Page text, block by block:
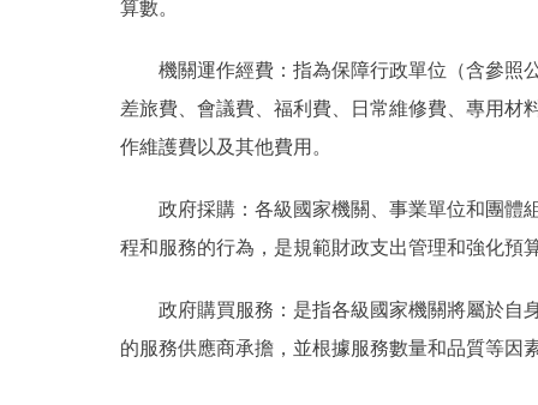
算數。
機關運作經費：指為保障行政單位（含參照公
差旅費、會議費、福利費、日常維修費、專用材
作維護費以及其他費用。
政府採購：各級國家機關、事業單位和團體組
程和服務的行為，是規範財政支出管理和強化預
政府購買服務：是指各級國家機關將屬於自身
的服務供應商承擔，並根據服務數量和品質等因